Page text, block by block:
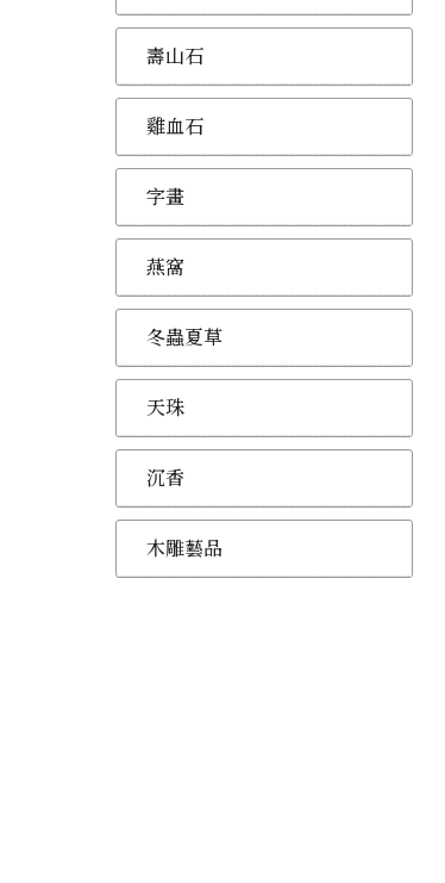
壽山石
雞血石
字畫
燕窩
冬蟲夏草
天珠
沉香
木雕藝品